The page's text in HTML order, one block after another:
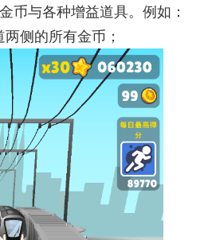
币与各种增益道具。例如：
侧的所有金币；